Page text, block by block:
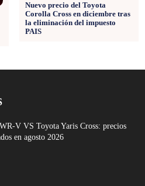
Nuevo precio del Toyota
Corolla Cross en diciembre tras
la eliminación del impuesto
PAIS
V VS Toyota Yaris Cross: precios
en agosto 2026